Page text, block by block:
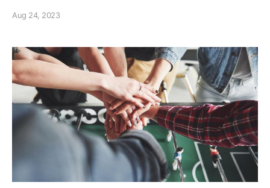
자산 구축에 큰 기여를 한다고 강조해왔는데요. 하지만 이는 영
하는 영업관리 및 지원 부서 역시 CRM 솔루션을 통해 업무의
효율성을
Aug 24, 2023